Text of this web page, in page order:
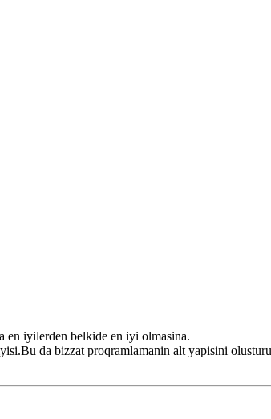
iyilerden belkide en iyi olmasina.
da bizzat proqramlamanin alt yapisini